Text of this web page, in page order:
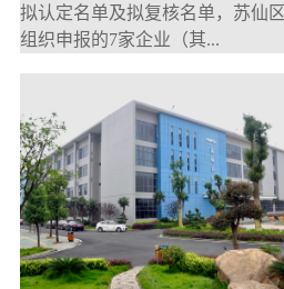
拟认定名单及拟复核名单，苏仙区
组织申报的7家企业（其...